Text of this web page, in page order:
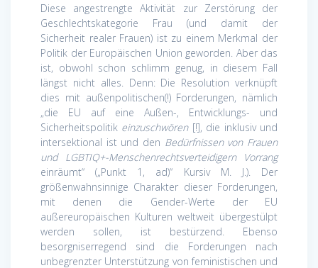
Diese angestrengte Aktivität zur Zerstörung der
Geschlechtskategorie Frau (und damit der
Sicherheit realer Frauen) ist zu einem Merkmal der
Politik der Europäischen Union geworden. Aber das
ist, obwohl schon schlimm genug, in diesem Fall
längst nicht alles. Denn: Die Resolution verknüpft
dies mit außenpolitischen(!) Forderungen, nämlich
„die EU auf eine Außen-, Entwicklungs- und
Sicherheitspolitik einzuschwören[!], die inklusiv und
intersektional ist und den Bedürfnissen von Frauen
und LGBTIQ+-Menschenrechtsverteidigern Vorrang
einräumt“ („Punkt 1, ad)“ Kursiv M. J.). Der
größenwahnsinnige Charakter dieser Forderungen,
mit denen die Gender-Werte der EU
außereuropäischen Kulturen weltweit übergestülpt
werden sollen, ist bestürzend. Ebenso
besorgniserregend sind die Forderungen nach
unbegrenzter Unterstützung von feministischen und